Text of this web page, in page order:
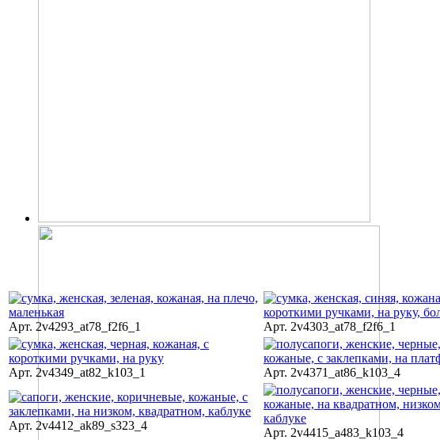
Арт. 2v4293_at78_f2f6_1 Арт. 2v4303_at78_f2f6_1
Арт. 2v4349_at82_k103_1 Арт. 2v4371_at86_k103_4
Арт. 2v4412_ak89_s323_4
Арт. 2v4415_a483_k103_4